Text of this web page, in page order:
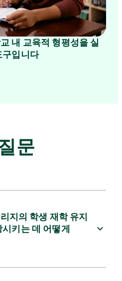
내 교육적 형평성을 실
구입니다
문
지의 학생 재학 유지
키는 데 어떻게